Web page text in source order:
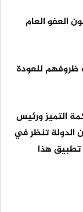
العفو العام
ظروفهم للعودة
التميز ورئيس
الدولة تنظر في
تطبيق هذا